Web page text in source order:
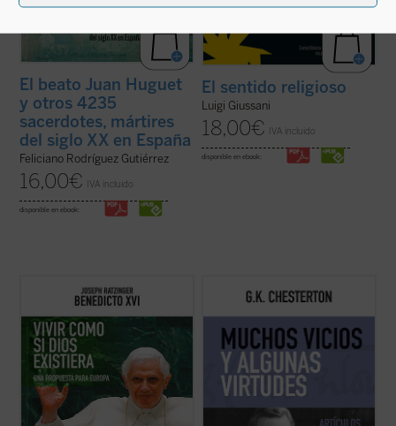
El beato Juan Huguet
y otros 4235
sacerdotes, mártires
del siglo XX en España
Feliciano Rodríguez Gutiérrez
16,00€ IVA incluido
disponible en ebook:
El sentido religioso
Luigi Giussani
18,00€ IVA incluido
disponible en ebook:
El propósito de este libro no es otro que
, tomando en serio lo que
tradición intelectual. Reúne textos de
Joseph Ratzinger/Benedicto XVI en torno a
un hilo conductor: su gran ...
(ver ficha)
Presentamos el quinto volumen de la serie
en el que encontraremos nuevamente todo
1910 se nos presentan quizá más variados
y combativos que otros años aunque ...(ver
ficha)